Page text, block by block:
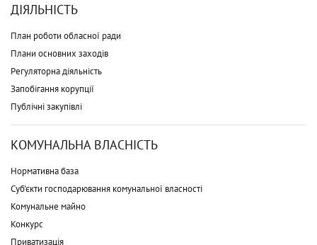
ДІЯЛЬНІСТЬ
План роботи обласної ради
Плани основних заходів
Регуляторна діяльність
Запобігання корупції
Публічні закупівлі
КОМУНАЛЬНА ВЛАСНІСТЬ
Нормативна база
Суб'єкти господарювання комунальної власності
Комунальне майно
Конкурс
Приватизація